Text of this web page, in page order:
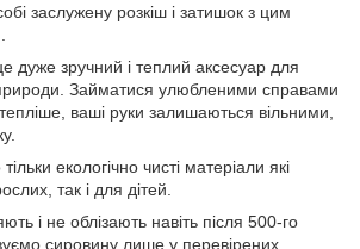
заслужену розкіш і затишок з цим
дуже зручний і теплий аксесуар для
Займатися улюбленими справами
ваші руки залишаються вільними,
екологічно чисті матеріали які
так і для дітей.
і не облізають навіть після 500-го
сировину лише у перевірених